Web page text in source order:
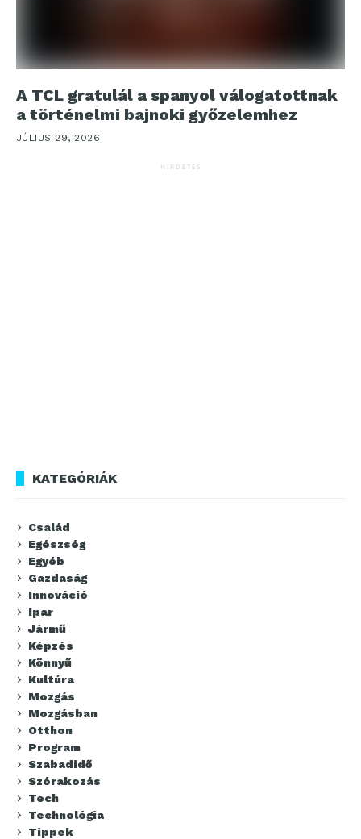
A TCL gratulál a spanyol válogatottnak
a történelmi bajnoki győzelemhez
JÚLIUS 29, 2026
HIRDETÉS
KATEGÓRIÁK
Család
Egészség
Egyéb
Gazdaság
Innováció
Ipar
Jármű
Képzés
Könnyű
Kultúra
Mozgás
Mozgásban
Otthon
Program
Szabadidő
Szórakozás
Tech
Technológia
Tippek